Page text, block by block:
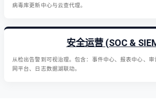
病毒库更新中心与云查代理。
安全运营 (SOC &
从检出告警到可视治理。包含：事件中心、报表中心、
网平台、日志数据湖联动。